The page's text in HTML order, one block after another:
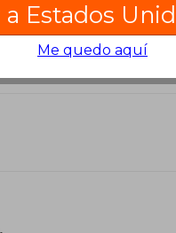
a Estados
Me quedo aquí